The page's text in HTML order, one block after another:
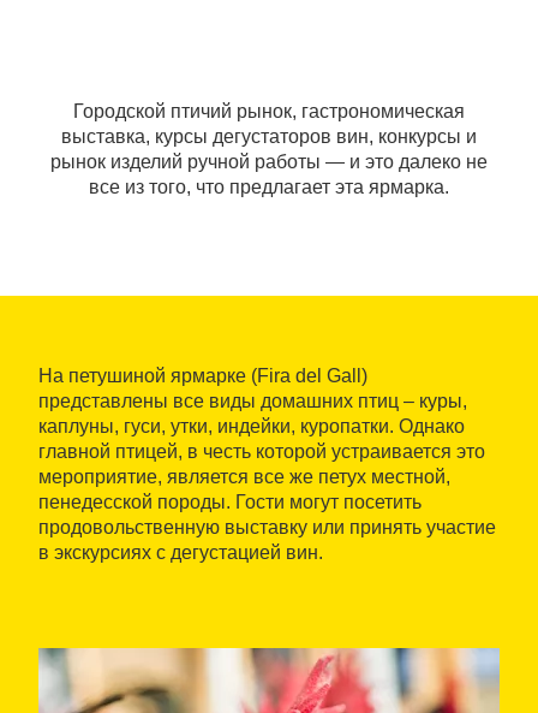
Городской птичий рынок, гастрономическая
выставка, курсы дегустаторов вин, конкурсы и
рынок изделий ручной работы — и это далеко не
все из того, что предлагает эта ярмарка.
На петушиной ярмарке (Fira del Gall)
представлены все виды домашних птиц – куры,
каплуны, гуси, утки, индейки, куропатки. Однако
главной птицей, в честь которой устраивается это
мероприятие, является все же петух местной,
пенедесской породы. Гости могут посетить
продовольственную выставку или принять участие
в экскурсиях с дегустацией вин.